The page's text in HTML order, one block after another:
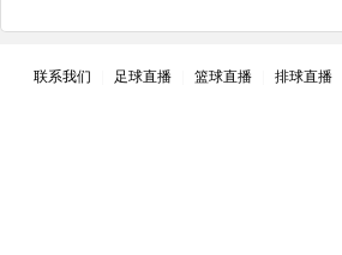
联系我们 足球直播 篮球直播 排球直播